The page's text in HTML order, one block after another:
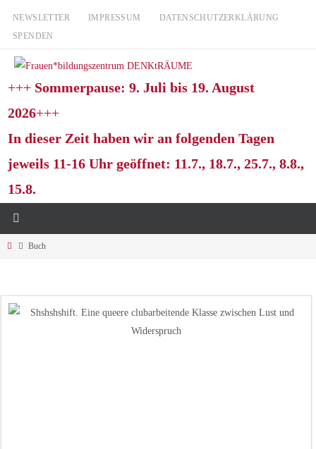
Zum
Inhalt
NEWSLETTER IMPRESSUM
DATENSCHUTZERKLÄRUNG
SPENDEN
+++ Sommerpause: 9. Juli bis 19. August
2026+++
In dieser Zeit haben wir an folgenden Tagen
jeweils 11-16 Uhr geöffnet: 11.7., 18.7., 25.7., 8.8.,
15.8.
StartBuch